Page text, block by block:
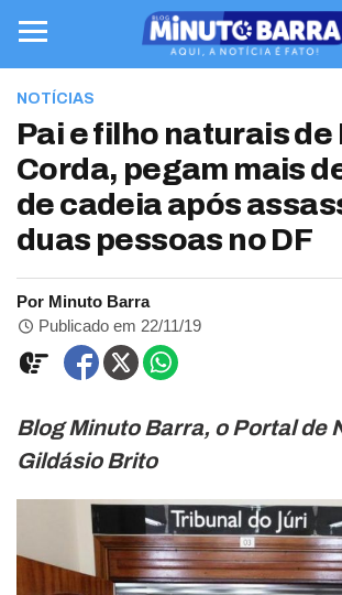
NOTÍCIAS
Pai e filho naturais de
Corda, pegam mais
de cadeia após
duas pessoas no DF
Por Minuto Barra
Publicado em 22/11/19
Blog Minuto Barra, o Portal de
Gildásio Brito